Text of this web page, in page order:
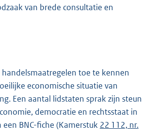
van brede consultatie en
toe te kennen
economische situatie van
Een aantal lidstaten sprak zijn steun
democratie en rechtsstaat in
BNC-fiche (Kamerstuk 22 112, nr.